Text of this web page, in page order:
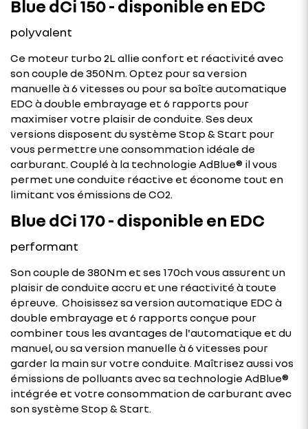
Blue dCi 150 - disponible en EDC
polyvalent
Ce moteur turbo 2L allie confort et réactivité avec
son couple de 350Nm. Optez pour sa version
manuelle à 6 vitesses ou pour sa boîte automatique
EDC à double embrayage et 6 rapports pour
maximiser votre plaisir de conduite. Ses deux
versions disposent du système Stop & Start pour
vous permettre une consommation idéale de
carburant. Couplé à la technologie AdBlue® il vous
permet une conduite réactive et économe tout en
limitant vos émissions de CO2.
Blue dCi 170 - disponible en EDC
performant
Son couple de 380Nm et ses 170ch vous assurent un
plaisir de conduite accru et une réactivité à toute
épreuve. Choisissez sa version automatique EDC à
double embrayage et 6 rapports conçue pour
combiner tous les avantages de l'automatique et du
manuel, ou sa version manuelle à 6 vitesses pour
garder la main sur votre conduite. Maîtrisez aussi vos
émissions de polluants avec sa technologie AdBlue®
intégrée et votre consommation de carburant avec
son système Stop & Start.